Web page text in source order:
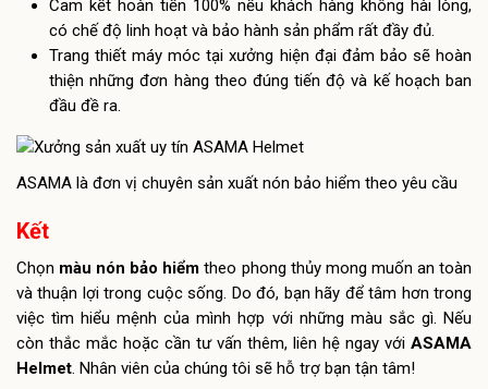
Cam kết hoàn tiền 100% nếu khách hàng không hài lòng,
có chế độ linh hoạt và bảo hành sản phẩm rất đầy đủ.
Trang thiết máy móc tại xưởng hiện đại đảm bảo sẽ hoàn
thiện những đơn hàng theo đúng tiến độ và kế hoạch ban
đầu đề ra.
ASAMA là đơn vị chuyên sản xuất nón bảo hiểm theo yêu cầu
Kết
Chọn màu nón bảo hiểm theo phong thủy mong muốn an toàn
và thuận lợi trong cuộc sống. Do đó, bạn hãy để tâm hơn trong
việc tìm hiểu mệnh của mình hợp với những màu sắc gì. Nếu
còn thắc mắc hoặc cần tư vấn thêm, liên hệ ngay với ASAMA
Helmet. Nhân viên của chúng tôi sẽ hỗ trợ bạn tận tâm!